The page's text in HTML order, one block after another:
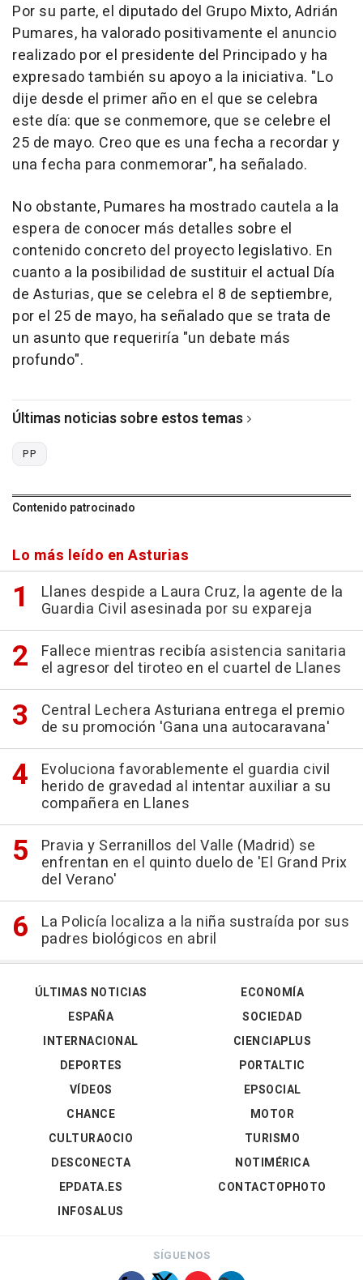
Por su parte, el diputado del Grupo Mixto, Adrián
Pumares, ha valorado positivamente el anuncio
realizado por el presidente del Principado y ha
expresado también su apoyo a la iniciativa. "Lo
dije desde el primer año en el que se celebra
este día: que se conmemore, que se celebre el
25 de mayo. Creo que es una fecha a recordar y
una fecha para conmemorar", ha señalado.
No obstante, Pumares ha mostrado cautela a la
espera de conocer más detalles sobre el
contenido concreto del proyecto legislativo. En
cuanto a la posibilidad de sustituir el actual Día
de Asturias, que se celebra el 8 de septiembre,
por el 25 de mayo, ha señalado que se trata de
un asunto que requeriría "un debate más
profundo".
Últimas noticias sobre estos temas
PP
Contenido patrocinado
Lo más leído en Asturias
Llanes despide a Laura Cruz, la agente de la
Guardia Civil asesinada por su expareja
Fallece mientras recibía asistencia sanitaria
el agresor del tiroteo en el cuartel de Llanes
Central Lechera Asturiana entrega el premio
de su promoción 'Gana una autocaravana'
Evoluciona favorablemente el guardia civil
herido de gravedad al intentar auxiliar a su
compañera en Llanes
Pravia y Serranillos del Valle (Madrid) se
enfrentan en el quinto duelo de 'El Grand Prix
del Verano'
La Policía localiza a la niña sustraída por sus
padres biológicos en abril
ÚLTIMAS NOTICIAS
ESPAÑA
INTERNACIONAL
DEPORTES
VÍDEOS
ECONOMÍA
SOCIEDAD
CIENCIAPLUS
PORTALTIC
EPSOCIAL
CHANCE
CULTURAOCIO
DESCONECTA
EPDATA.ES
INFOSALUS
MOTOR
TURISMO
NOTIMÉRICA
CONTACTOPHOTO
SÍGUENOS